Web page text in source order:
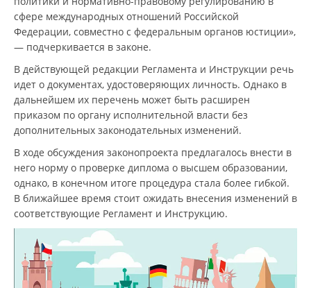
сфере международных отношений Российской
Федерации, совместно с федеральным органов юстиции»,
— подчеркивается в законе.
В действующей редакции Регламента и Инструкции речь
идет о документах, удостоверяющих личность. Однако в
дальнейшем их перечень может быть расширен
приказом по органу исполнительной власти без
дополнительных законодательных изменений.
В ходе обсуждения законопроекта предлагалось внести в
него норму о проверке диплома о высшем образовании,
однако, в конечном итоге процедура стала более гибкой.
В ближайшее время стоит ожидать внесения изменений в
соответствующие Регламент и Инструкцию.